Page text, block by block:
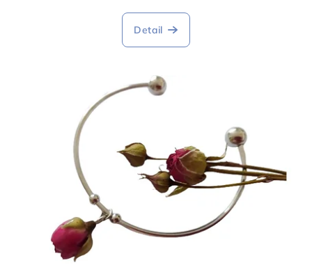
Detail